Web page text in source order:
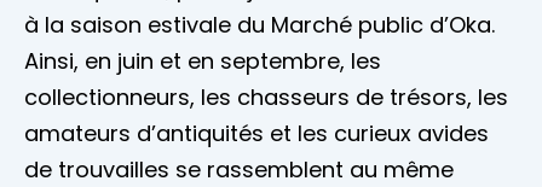
à la saison estivale du Marché public d’Oka.
Ainsi, en juin et en septembre, les
collectionneurs, les chasseurs de trésors, les
amateurs d’antiquités et les curieux avides
de trouvailles se rassemblent au même